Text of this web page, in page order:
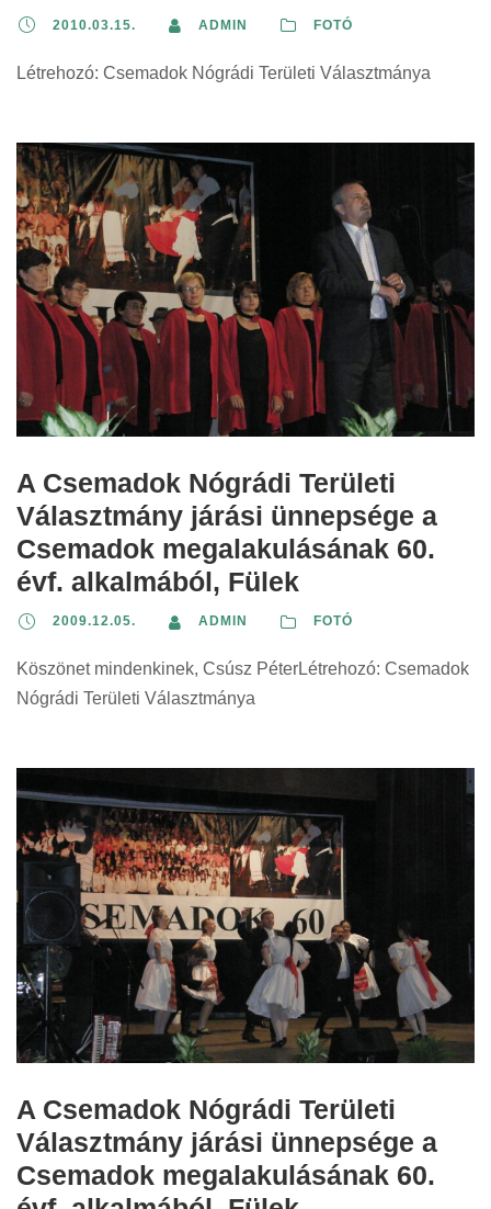
2010.03.15. ADMIN FOTÓ
Létrehozó: Csemadok Nógrádi Területi Választmánya
A Csemadok Nógrádi Területi
Választmány járási ünnepsége a
Csemadok megalakulásának 60.
évf. alkalmából, Fülek
2009.12.05. ADMIN FOTÓ
Köszönet mindenkinek, Csúsz PéterLétrehozó: Csemadok
Nógrádi Területi Választmánya
A Csemadok Nógrádi Területi
Választmány járási ünnepsége a
Csemadok megalakulásának 60.